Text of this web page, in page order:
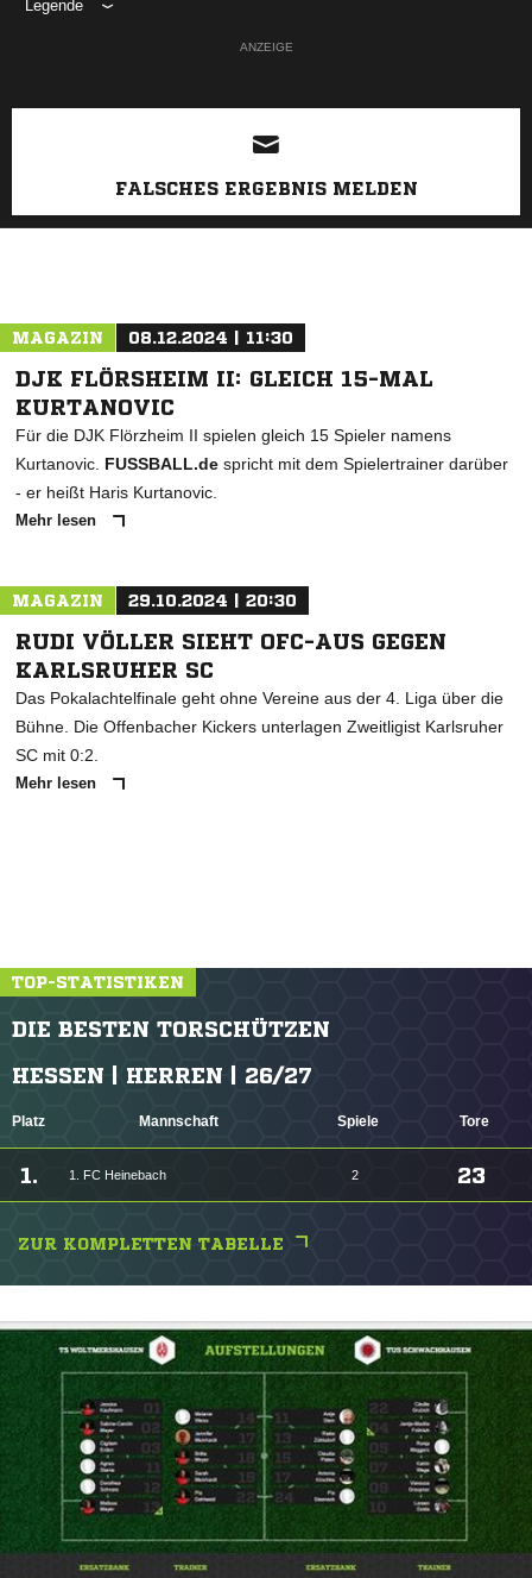
Legende
ANZEIGE
FALSCHES ERGEBNIS MELDEN
MAGAZIN 08.12.2024 | 11:30
DJK FLÖRSHEIM II: GLEICH 15-MAL
KURTANOVIC
Für die DJK Flörzheim II spielen gleich 15 Spieler namens
Kurtanovic. FUSSBALL.de spricht mit dem Spielertrainer darüber
- er heißt Haris Kurtanovic.
Mehr lesen
MAGAZIN 29.10.2024 | 20:30
RUDI VÖLLER SIEHT OFC-AUS GEGEN
KARLSRUHER SC
Das Pokalachtelfinale geht ohne Vereine aus der 4. Liga über die
Bühne. Die Offenbacher Kickers unterlagen Zweitligist Karlsruher
SC mit 0:2.
Mehr lesen
TOP-STATISTIKEN
DIE BESTEN TORSCHÜTZEN
HESSEN | HERREN | 26/27
Platz Mannschaft Spiele Tore
1. 1. FC Heinebach 2 23
ZUR KOMPLETTEN TABELLE